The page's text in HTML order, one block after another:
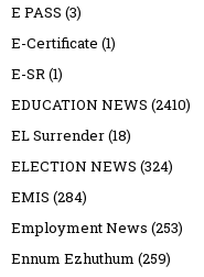
E PASS (3)
E-Certificate (1)
E-SR(1)
EDUCATION NEWS (2410)
EL Surrender(18)
ELECTION NEWS (324)
EMIS (284)
Employment News (253)
Ennum Ezhuthum (259)